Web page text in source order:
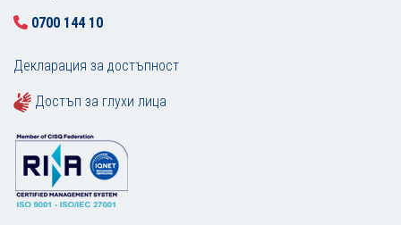
0700 144 10
Декларация за достъпност
Достъп за глухи лица